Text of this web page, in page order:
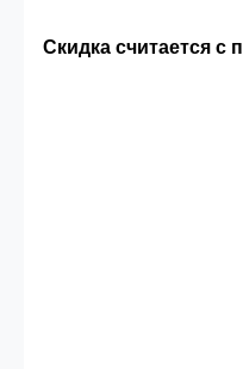
Скидка считается с